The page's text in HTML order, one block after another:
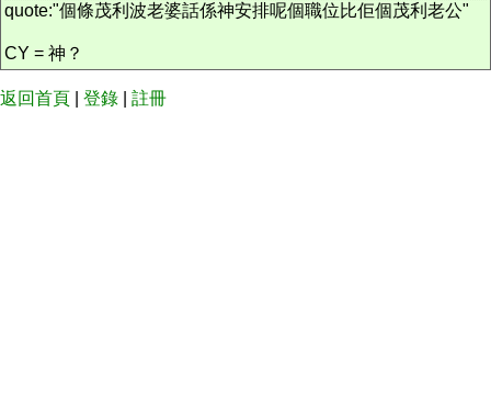
quote:"個條茂利波老婆話係神安排呢個職位比佢個茂利老公"
CY = 神？
返回首頁 登錄 註冊